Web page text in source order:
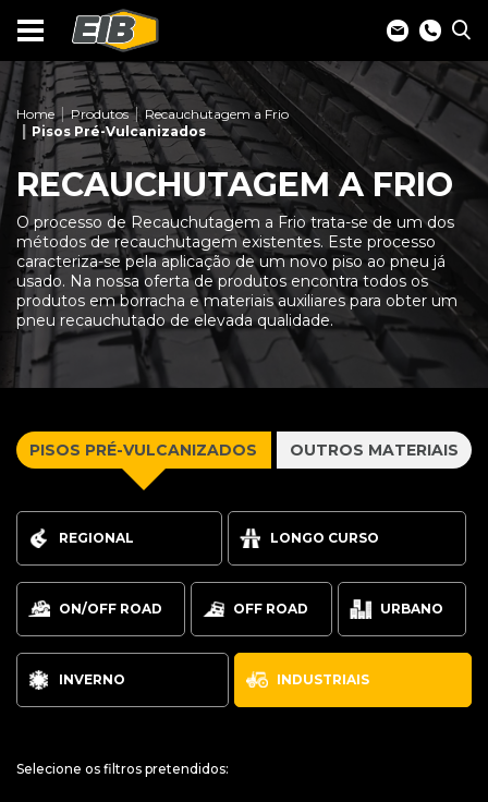
Home Produtos
Recauchutagem a Frio
Pisos Pré-Vulcanizados
RECAUCHUTAGEM A FRIO
O processo de Recauchutagem a Frio trata-se de um dos
métodos de recauchutagem existentes. Este processo
caracteriza-se pela aplicação de um novo piso ao pneu já
usado. Na nossa oferta de produtos encontra todos os
produtos em borracha e materiais auxiliares para obter um
pneu recauchutado de elevada qualidade.
PISOS PRÉ-VULCANIZADOS OUTROS MATERIAIS
REGIONAL LONGO CURSO
ON/OFF ROAD OFF ROAD URBANO
INVERNO INDUSTRIAIS
Selecione os filtros pretendidos: